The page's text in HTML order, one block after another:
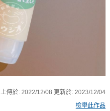
上傳於:2022/12/08 更新於:2023/12/04
檢舉此作品